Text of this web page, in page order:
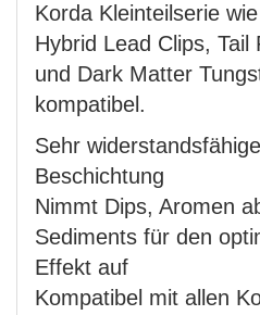
Korda Kleinteilserie
Hybrid Lead Clips, Tail
und Dark Matter
kompatibel.
Sehr
Beschichtung
Nimmt Dips, Aromen
Sediments für den
Effekt auf
Kompatibel mit allen